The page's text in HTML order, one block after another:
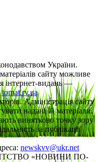
України.
сайту можливе
інтернет-видань —
tomat.rv.ua
Адміністрація сайту
надані їй матеріали.
винятково точку зору
за публікації
newskvv@ukr.net
«НОВИНИ ПО-